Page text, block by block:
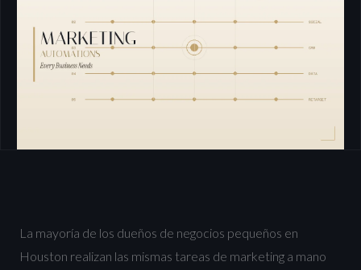
La mayoría de los dueños de negocios pequeños en
Houston realizan las mismas tareas de marketing a mano